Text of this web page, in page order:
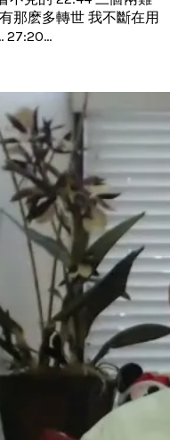
那麽多轉世 我不斷在用
27:20...